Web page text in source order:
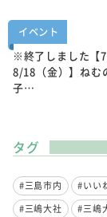
イベント
※終了しました【
8/18（金）】ねむ
子…
タグ
#三島市内 #いい
#三嶋大社
#三嶋